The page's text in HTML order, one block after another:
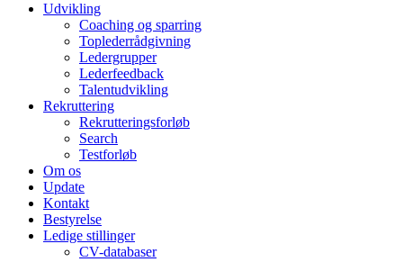
Udvikling
Coaching og sparring
Toplederrådgivning
Ledergrupper
Lederfeedback
Talentudvikling
Rekruttering
Rekrutteringsforløb
Search
Testforløb
Om os
Update
Kontakt
Bestyrelse
Ledige stillinger
CV-databaser